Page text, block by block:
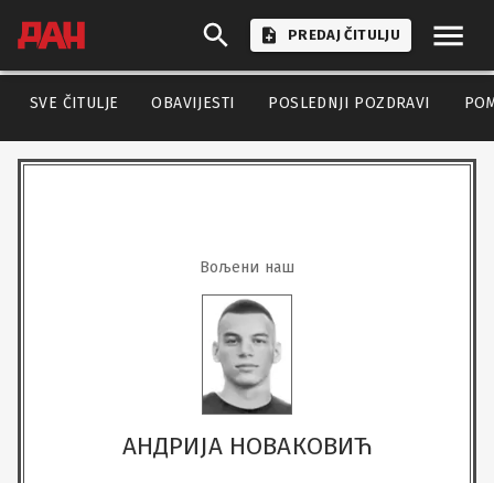
PREDAJ ČITULJU
SVE ČITULJE OBAVIJESTI POSLEDNJI POZDRAVI
Вољени наш
АНДРИЈА НОВАКОВИЋ